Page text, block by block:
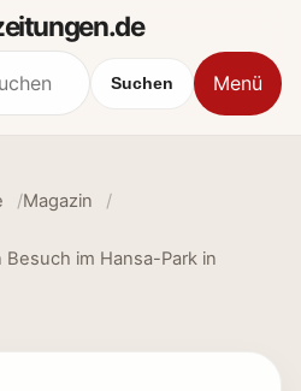
Suchen Menü
Magazin
im Hansa-Park in